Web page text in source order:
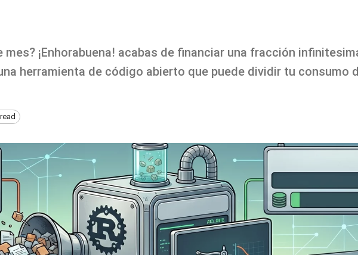
¡Enhorabuena! acabas de financiar una fracción
herramienta de código abierto que puede dividir tu consumo